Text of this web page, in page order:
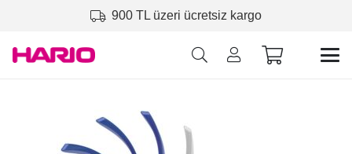
900 TL üzeri ücretsiz kargo